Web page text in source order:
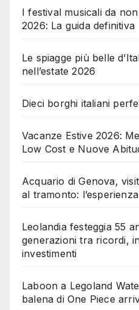
I festival musicali da
2026: La guida definitiva
Le spiagge più belle
nell’estate 2026
Dieci borghi italiani
Vacanze Estive 2026:
Low Cost e Nuove
Acquario di Genova,
al tramonto:
Leolandia festeggia 55
generazioni tra ricordi,
investimenti
Laboon a Legoland
balena di One Piece